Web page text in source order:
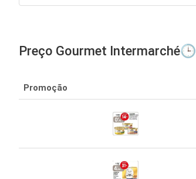
Preço Gourmet Intermarché🕒
Promoção